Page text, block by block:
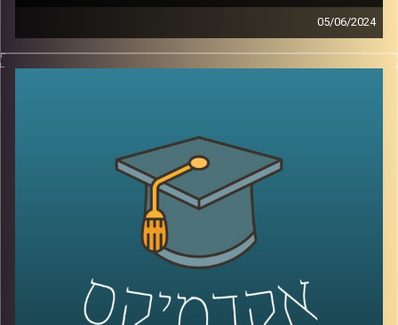
05/06/2024
דמוקרטיה, אמון ופילוג בעם – איך נראים חיינו בשנה
האחרונה?
אנשים מדברים או על ירידה מהארץ, או על חובתנו להישאר.
האם אנחנו בסכנה קיומית, איך הפילוג בעם משפיע עלינו,
ואיך כל זה מתקשר לדמוקרטיה, חופש הביטוי, אמון במוסדות
המדינה וליחס לאוכלוסיות כמו הערבים בישראל?
על כל השאלות האלו ועל הרבה יותר עונה סקר "המכון לחירות
ואחריות" של אוניברסיטת רייכמן.